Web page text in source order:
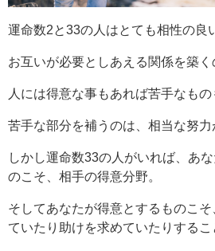
運命数2と33の人はとても相性の良
お互いが必要としあえる関係を築く
人には得意な事もあれば苦手なもの
苦手な部分を補うのは、相当な努力
しかし運命数33の人がいれば、あ
のこそ、相手の得意分野。
そしてあなたが得意とするものこ
ていたり助けを求めていたりするこ